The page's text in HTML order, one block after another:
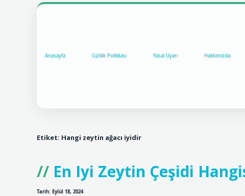
Anasayfa Gizlilik Politikası Yasal Uyarı Hakkımızda
Etiket: Hangi zeytin ağacı iyidir
En Iyi Zeytin Çeşidi
Tarih: Eylül 18, 2024